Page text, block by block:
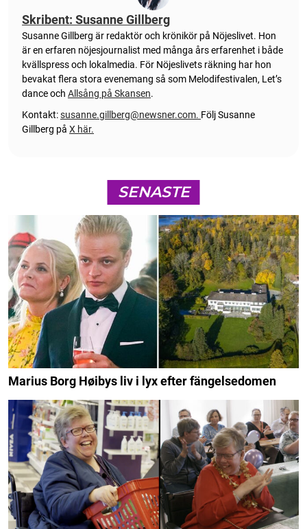
Skribent: Susanne Gillberg
Susanne Gillberg är redaktör och krönikör på Nöjeslivet. Hon
är en erfaren nöjesjournalist med många års erfarenhet i både
kvällspress och lokalmedia. För Nöjeslivets räkning har hon
bevakat flera stora evenemang så som Melodifestivalen, Let’s
dance och Allsång på Skansen.
Kontakt:susanne.gillberg@newsner.com. Följ Susanne
Gillberg på X här.
SENASTE
Marius Borg Høibys liv i lyx efter fängelsedomen